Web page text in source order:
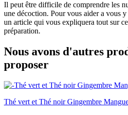
Il peut être difficile de comprendre les
une décoction. Pour vous aider a vous
un article qui vous expliquera tout sur
préparation.
Nous avons d'autres
proposer
Thé vert et Thé noir Gingembre